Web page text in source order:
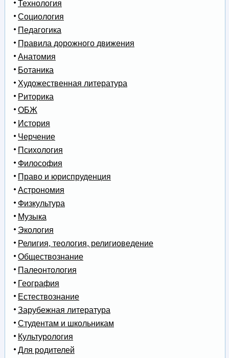
Технология
Социология
Педагогика
Правила дорожного движения
Анатомия
Ботаника
Художественная литература
Риторика
ОБЖ
История
Черчение
Психология
Философия
Право и юриспруденция
Астрономия
Физкультура
Музыка
Экология
Религия, теология, религиоведение
Обществознание
Палеонтология
География
Естествознание
Зарубежная литература
Студентам и школьникам
Культурология
Для родителей